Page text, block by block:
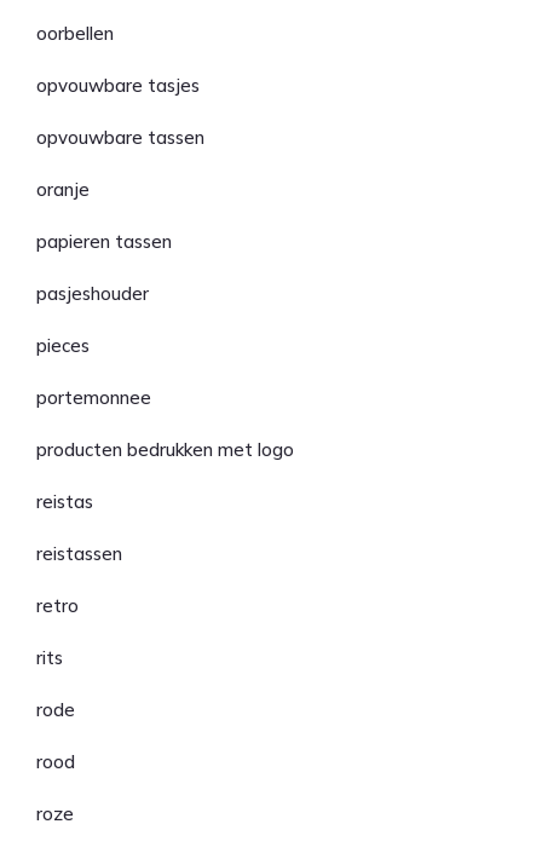
oorbellen
opvouwbare tasjes
opvouwbare tassen
oranje
papieren tassen
pasjeshouder
pieces
portemonnee
producten bedrukken met logo
reistas
reistassen
retro
rits
rode
rood
roze